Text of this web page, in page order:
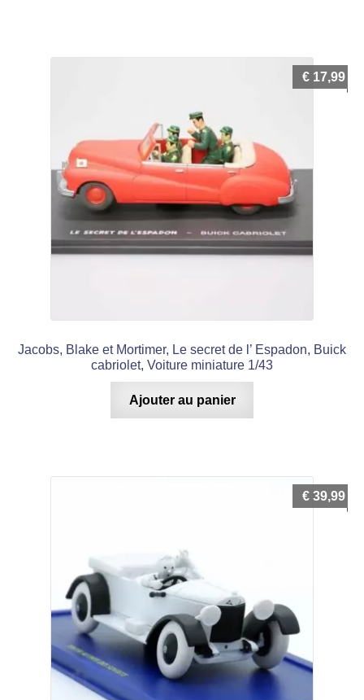
Jacobs, Blake et Mortimer, Le secret de l’ Espadon, Buick
cabriolet, Voiture miniature 1/43
€ 17,99
Ajouter au panier
€ 39,99